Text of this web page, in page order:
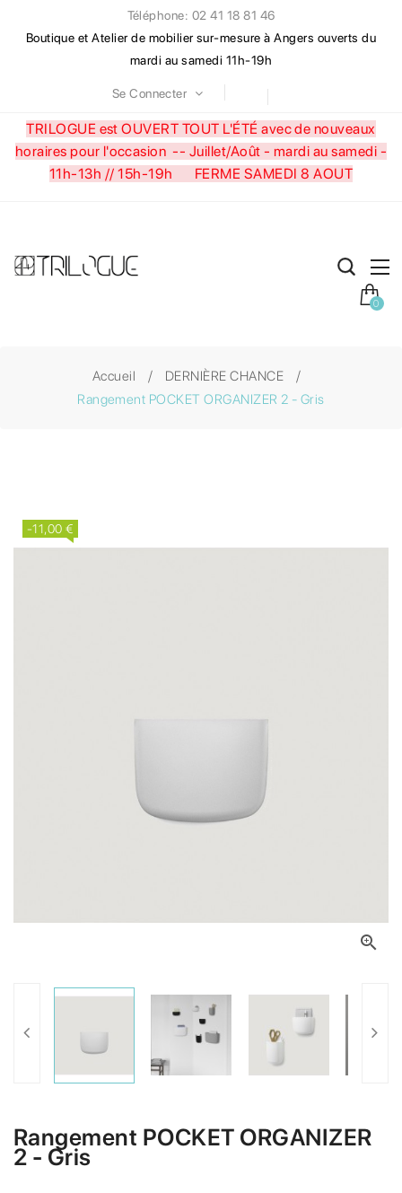
Téléphone: 02 41 18 81 46
Boutique et Atelier de mobilier sur-mesure à Angers ouverts du
mardi au samedi 11h-19h
Se Connecter
TRILOGUE est OUVERT TOUT L'ÉTÉ avec de nouveaux
horaires pour l'occasion -- Juillet/Août - mardi au samedi -
11h-13h // 15h-19h FERME SAMEDI 8 AOUT
0
Accueil
DERNIÈRE CHANCE
Rangement POCKET ORGANIZER 2 - Gris
-11,00 €

Rangement POCKET ORGANIZER
2 - Gris